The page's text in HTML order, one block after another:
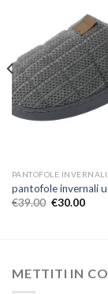
pantofole invernali
€39.00 €30.00
METTITI IN